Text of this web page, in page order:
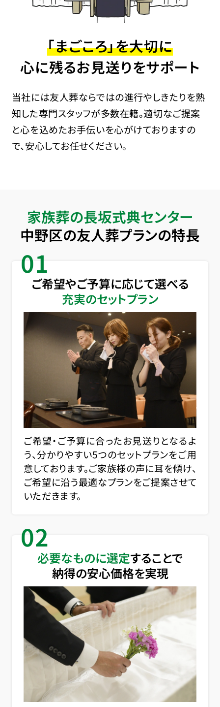
「まごころ」を大切に
心に残るお見送りをサポート
当社には友人葬ならではの進行やしきたりを熟
知した専門スタッフが多数在籍。適切なご提案
と心を込めたお手伝いを心がけておりますの
で、安心してお任せください。
家族葬の長坂式典センター
中野区の友人葬プランの特長
01
ご希望やご予算に応じて選べる
充実のセットプラン
ご希望・ご予算に合ったお見送りとなるよ
う、分かりやすい5つのセットプランをご用
意しております。ご家族様の声に耳を傾け、
ご希望に沿う最適なプランをご提案させて
いただきます。
02
必要なものに選定することで
納得の安心価格を実現